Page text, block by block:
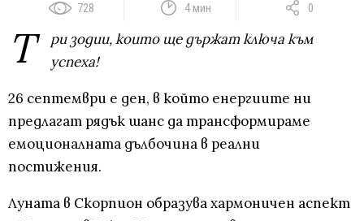
728 4 мин 0
Т
ри зодии, които ще държат ключа към
успеха!
26 септември е ден, в който енергиите ни
предлагат рядък шанс да трансформираме
емоционалната дълбочина в реални
постижения.
Луната в Скорпион образува хармоничен аспект